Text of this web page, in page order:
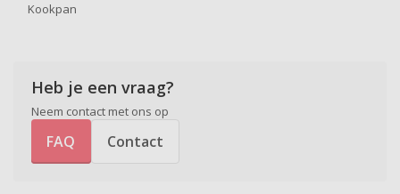
Heb je een vraag?
Neem contact met ons op
FAQ Contact
Kookpan